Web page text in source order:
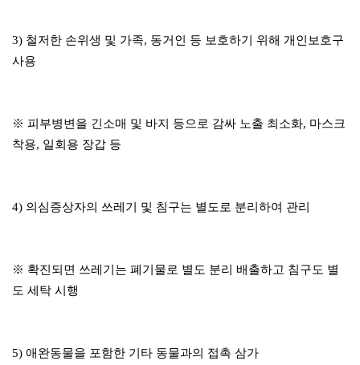
3) 철저한 손위생 및 가족, 동거인 등 보호하기 위해 개인보호구
사용
※ 피부병변을 긴소매 및 바지 등으로 감싸 노출 최소화, 마스크
착용, 일회용 장갑 등
4) 의심증상자의 쓰레기 및 침구는 별도로 분리하여 관리
※ 확진되면 쓰레기는 폐기물로 별도 분리 배출하고 침구도 별
도 세탁 시행
5) 애완동물을 포함한 기타 동물과의 접촉 삼가